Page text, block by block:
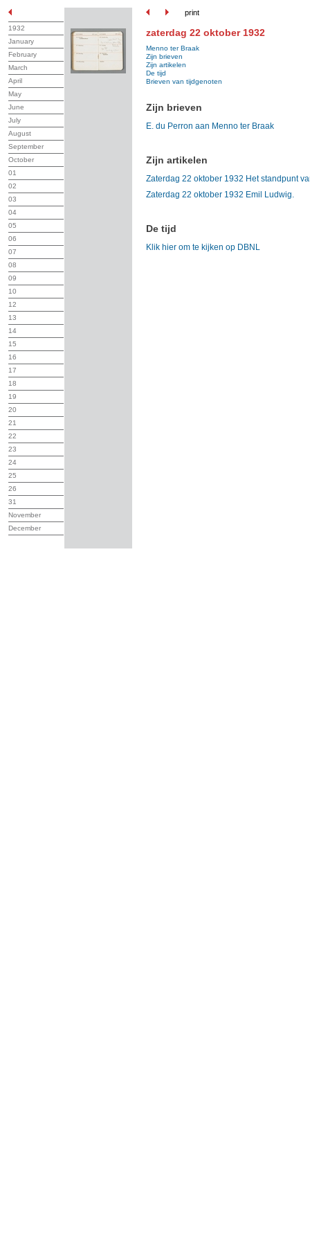
print
1932
January
February
March
April
May
June
July
August
September
October
01
02
03
04
05
06
07
08
09
10
12
13
14
15
16
17
18
19
20
21
22
23
24
25
26
31
November
December
zaterdag 22 oktober 1932
Menno ter Braak
Zijn brieven
Zijn artikelen
De tijd
Brieven van tijdgenoten
Zijn brieven
E. du Perron aan Menno ter Braak
Zijn artikelen
Zaterdag 22 oktober 1932 Het standpunt
Zaterdag 22 oktober 1932 Emil Ludwig.
De tijd
Klik hier om te kijken op DBNL